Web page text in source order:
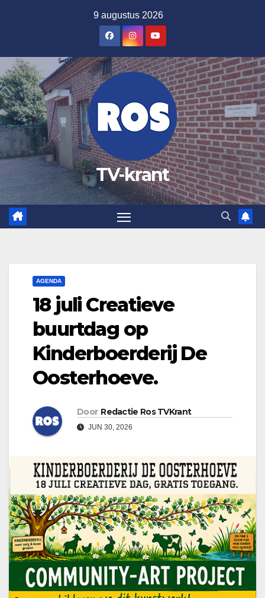
inhoud
9 augustus 2026
TV-krant
AGENDA
18 juli Creatieve
buurtdag op
Kinderboerderij De
Oosterhoeve.
Door Redactie Ros TVKrant
JUN 30, 2026